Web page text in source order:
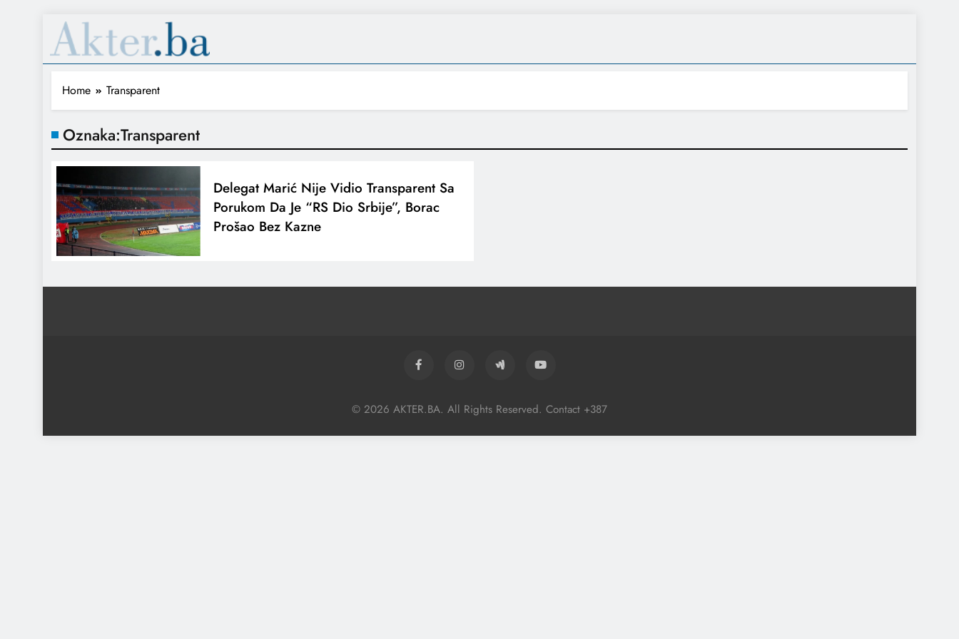
Home Transparent
Oznaka:Transparent
Delegat Marić Nije Vidio Transparent Sa
Porukom Da Je “RS Dio Srbije”, Borac
Prošao Bez Kazne
© 2026 AKTER.BA. All Rights Reserved. Contact +387